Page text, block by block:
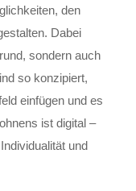
den
Dabei
sondern auch
so konzipiert,
einfügen und es
ist digital –
und